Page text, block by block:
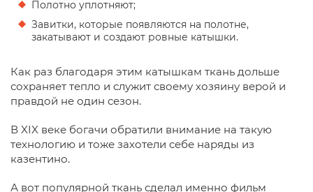
Полотно уплотняют;
Завитки, которые появляются на полотне,
закатывают и создают ровные катышки.
Как раз благодаря этим катышкам ткань дольше
сохраняет тепло и служит своему хозяину верой и
правдой не один сезон.
В XIX веке богачи обратили внимание на такую
технологию и тоже захотели себе наряды из
казентино.
А вот популярной ткань сделал именно фильм